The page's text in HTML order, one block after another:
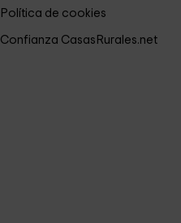
Política de cookies
Confianza CasasRurales.net